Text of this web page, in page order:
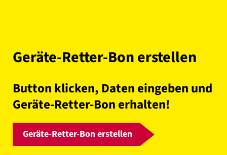
Geräte-Retter-Bon erstellen
Button klicken, Daten eingeben und
Geräte-Retter-Bon erhalten!
Geräte-Retter-Bon erstellen